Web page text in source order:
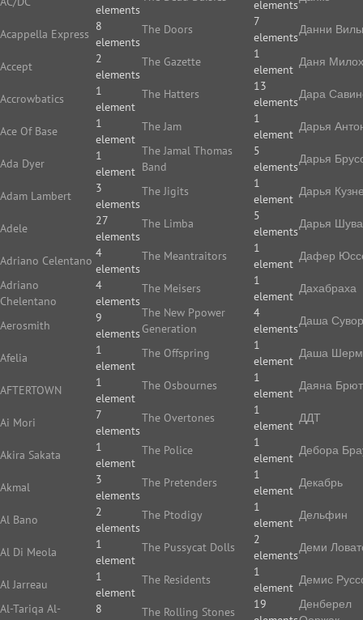
elements
Acappella Express
8
elements
Accept
2
elements
Accrowbatics
1
element
Ace Of Base
1
element
Ada Dyer
1
element
Adam Lambert
3
elements
Adele
27
elements
Adriano Celentano
4
elements
Adriano
Chelentano
4
elements
Aerosmith
9
elements
Afelia
1
element
AFTERTOWN
1
element
Ai Mori
7
elements
Akira Sakata
1
element
Akmal
3
elements
Al Bano
2
elements
Al Di Meola
1
element
Al Jarreau
1
element
Al-Tariqa Al-
8
elements
The Doors
7
elements
The Gazette
1
element
The Hatters
13
elements
The Jam
1
element
The Jamal Thomas
Band
5
elements
The Jigits
1
element
The Limba
5
elements
The Meantraitors
1
element
The Meisers
1
element
The New Ppower
Generation
4
elements
The Offspring
1
element
The Osbournes
1
element
The Overtones
1
element
The Police
1
element
The Pretenders
1
element
The Ptodigy
1
element
The Pussycat Dolls
2
elements
The Residents
1
element
The Rolling Stones
19
Данни
Даня
Дара
Дарья
Дарья
Дарья
Дарья
Дафер
Дахабраха
Даша
Даша
Даяна Брют
ДДТ
Дебора
Декабрь
Дельфин
Деми
Демис
Денберел